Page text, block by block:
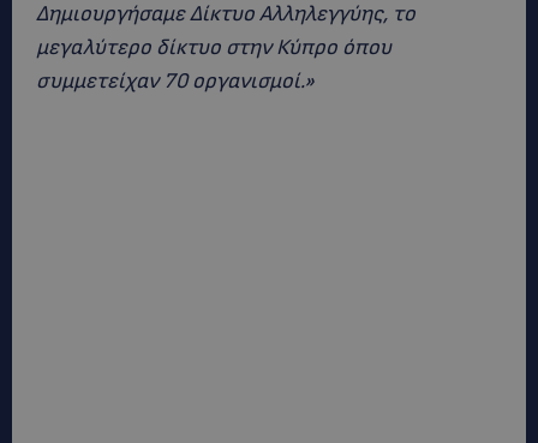
Δημιουργήσαμε Δίκτυο Αλληλεγγύης, το
μεγαλύτερο δίκτυο στην Κύπρο όπου
συμμετείχαν 70 οργανισμοί.»